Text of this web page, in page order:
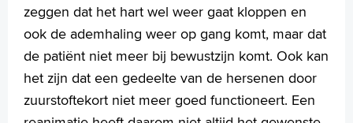
Verwijzers
Wetenschappelijk onderzoek
Tekstgrootte A+
Voorleesfunctie
zeggen dat het hart wel weer gaat kloppen en
ook de ademhaling weer op gang komt, maar dat
de patiënt niet meer bij bewustzijn komt. Ook kan
het zijn dat een gedeelte van de hersenen door
zuurstoftekort niet meer goed functioneert. Een